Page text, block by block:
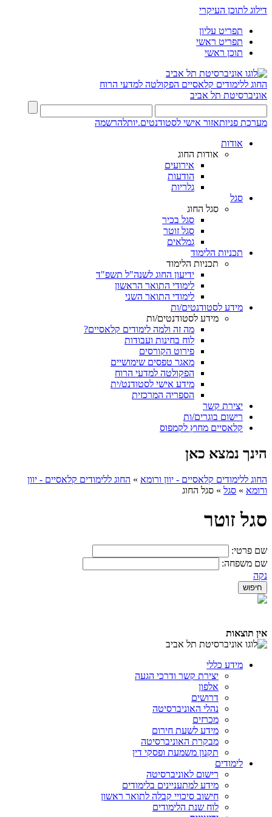
דילוג לתוכן העיקרי
תפריט עליון
תפריט ראשי
תוכן ראשי
החוג ללימודים קלאסיים הפקולטה למדעי הרוח
אוניברסיטת תל אביב
מערכת פניותאזור אישי לסטודנטים.יותלהרשמה
אודות
אודות החוג
אירועים
הודעות
גלריות
סגל
סגל החוג
סגל בכיר
סגל זוטר
גמלאים
תכניות הלימוד
תכניות הלימוד
ידיעון החוג לשנה"ל תשפ"ד
לימודי התואר הראשון
לימודי התואר השני
מידע לסטודנטים/ות
מידע לסטודנטים/ות
מה זה ולמה לימודים קלאסיים?
לוח בחינות ועבודות
פירוט הקורסים
מאגר טפסים שימושיים
הפקולטה למדעי הרוח
מידע אישי לסטודנט/ית
הספריה המרכזית
יצירת קשר
רישום בוגרים/ות
קלאסיים מחוץ לקמפוס
הינך נמצא כאן
החוג ללימודים קלאסיים - יוון ורומא » החוג ללימודים קלאסיים - יוון
ורומא » סגל » סגל החוג
סגל זוטר
שם פרטי:
שם משפחה:
נקה
אין תוצאות
מידע כללי
יצירת קשר ודרכי הגעה
אלפון
דרושים
נהלי האוניברסיטה
מכרזים
מידע לשעת חירום
מבקרת האוניברסיטה
תקנון משמעת ופסקי דין
לימודים
רישום לאוניברסיטה
מידע למתעניינים בלימודים
חישוב סיכויי קבלה לתואר ראשון
לוח שנת הלימודים